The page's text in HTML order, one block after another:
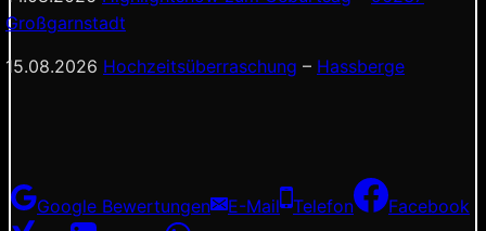
Großgarnstadt
15.08.2026 Hochzeitsüberraschung – Hassberge
Google Bewertungen E-Mail Telefon
Facebook